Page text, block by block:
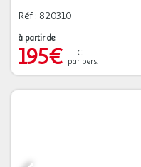
Réf : 820310
à partir de
195€ TTC
par pers.